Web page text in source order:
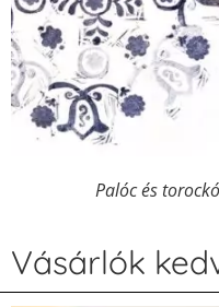
Palóc és
Vásárlók